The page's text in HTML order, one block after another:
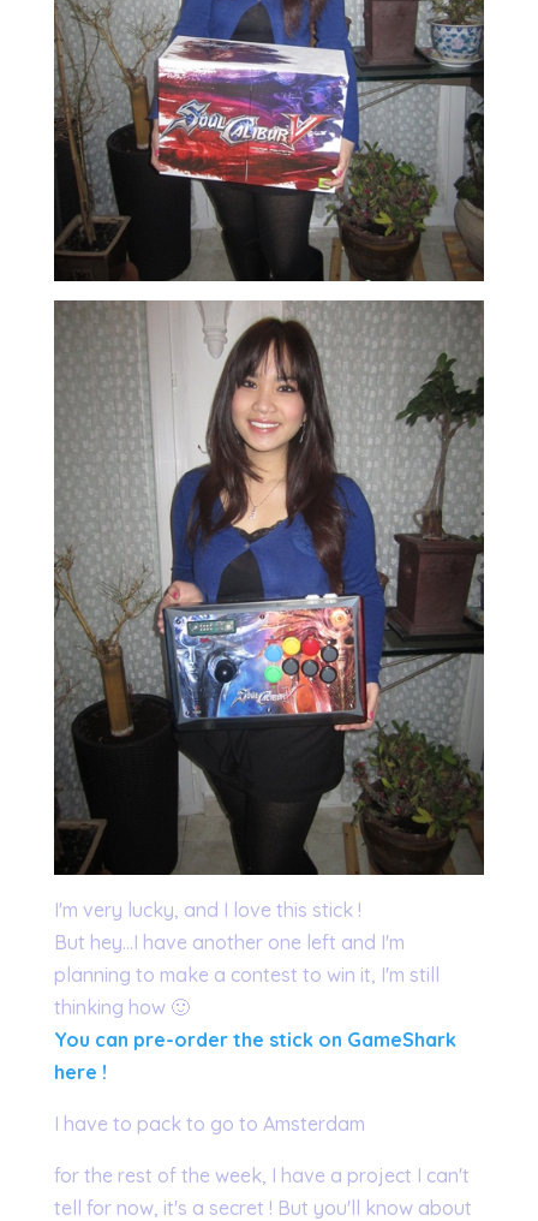
I'm very lucky, and I love this stick !
But hey…I have another one left and I'm
planning to make a contest to win it, I'm still
thinking how 🙂
You can pre-order the stick on GameShark
here !
I have to pack to go to Amsterdam
for the rest of the week, I have a project I can't
tell for now, it's a secret ! But you'll know about